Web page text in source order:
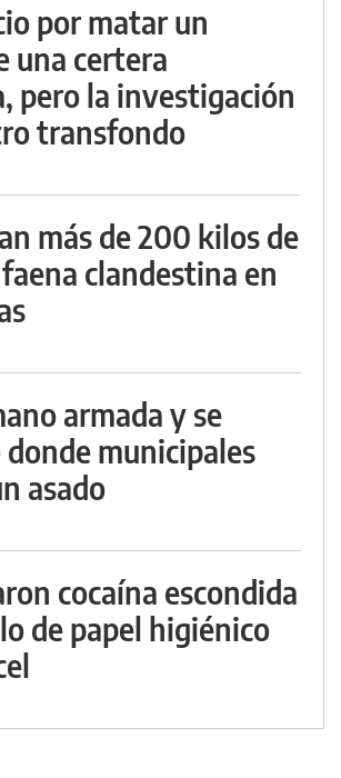
por matar un
una certera
pero la investigación
transfondo
más de 200 kilos de
clandestina en
armada y se
donde municipales
asado
cocaína escondida
de papel higiénico